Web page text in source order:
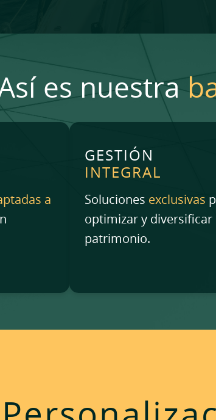
es nuestra
a
GESTIÓN
INTEGRAL
Soluciones exclusivas
optimizar y diversificar
patrimonio.